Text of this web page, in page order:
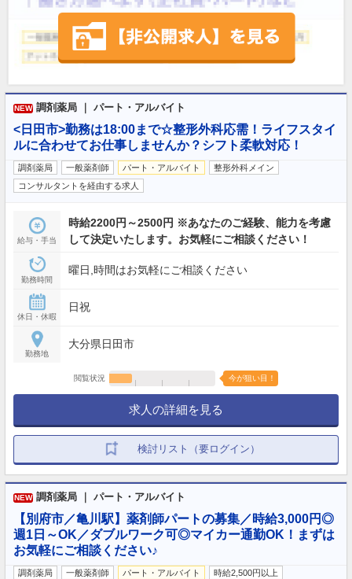
NEW 調剤薬局 ｜ パート・アルバイト
<日田市>勤務は18:00まで☆整形外科応需！ライフスタイ
ルに合わせてお仕事しませんか？シフト柔軟対応！
調剤薬局 一般薬剤師 パート・アルバイト
整形外科メイン
コンサルタントを経由する求人
給与・手当
時給2200円～2500円 ※あなたのご経験、能力を考慮
して決定いたします。お気軽にご相談ください！
勤務時間
曜日,時間はお気軽にご相談ください
休日・休暇
日祝
勤務地
大分県日田市
閲覧状況 今が狙い目！
求人の詳細を見る
検討リスト（要ログイン）
NEW 調剤薬局 ｜ パート・アルバイト
【別府市／亀川駅】薬剤師パートの募集／時給3,000円◎
週1日～OK／ダブルワーク可◎マイカー通勤OK！まずは
お気軽にご相談ください♪
調剤薬局 一般薬剤師 パート・アルバイト
時給2,500円以上